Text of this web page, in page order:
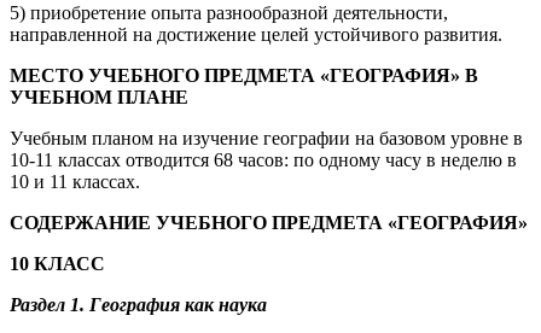
5) приобретение опыта разнообразной деятельности,
направленной на достижение целей устойчивого развития.
МЕСТО УЧЕБНОГО ПРЕДМЕТА «ГЕОГРАФИЯ» В
УЧЕБНОМ ПЛАНЕ
Учебным планом на изучение географии на базовом уровне в
10-11 классах отводится 68 часов: по одному часу в неделю в
10 и 11 классах.
СОДЕРЖАНИЕ УЧЕБНОГО ПРЕДМЕТА «ГЕОГРАФИЯ»
10 КЛАСС
Раздел 1. География как наука